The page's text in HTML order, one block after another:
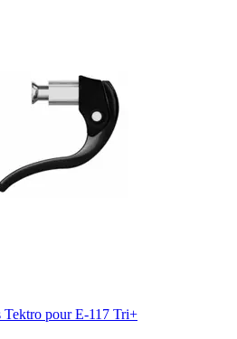
Tektro pour E-117 Tri+